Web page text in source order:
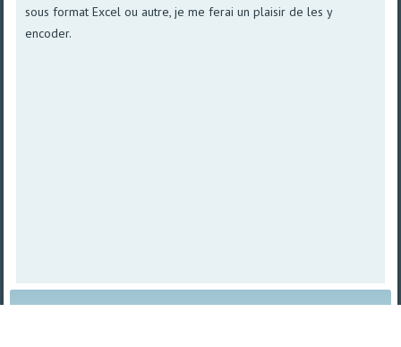
sous format Excel ou autre, je me ferai un plaisir de les y
encoder.